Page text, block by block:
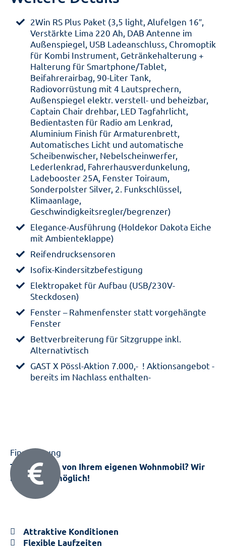
2Win RS Plus Paket (3,5 light, Alufelgen 16″,
Verstärkte Lima 220 Ah, DAB Antenne im
Außenspiegel, USB Ladeanschluss, Chromoptik
für Kombi Instrument, Getränkehalterung +
Halterung für Smartphone/Tablet,
Beifahrerairbag, 90-Liter Tank,
Radiovorrüstung mit 4 Lautsprechern,
Außenspiegel elektr. verstell- und beheizbar,
Captain Chair drehbar, LED Tagfahrlicht,
Bedientasten für Radio am Lenkrad,
Aluminium Finish für Armaturenbrett,
Automatisches Licht und automatische
Scheibenwischer, Nebelscheinwerfer,
Lederlenkrad, Fahrerhausverdunkelung,
Ladebooster 25A, Fenster Toiraum,
Sonderpolster Silver, 2. Funkschlüssel,
Klimaanlage,
Geschwindigkeitsregler/begrenzer)
Elegance-Ausführung (Holdekor Dakota Eiche
mit Ambienteklappe)
Reifendrucksensoren
Isofix-Kindersitzbefestigung
Elektropaket für Aufbau (USB/230V-
Steckdosen)
Fenster – Rahmenfenster statt vorgehängte
Fenster
Bettverbreiterung für Sitzgruppe inkl.
Alternativtisch
GAST X Pössl-Aktion 7.000,-  ! Aktionsangebot -
bereits im Nachlass enthalten-
Finanzierung
Träumen Sie von Ihrem eigenen Wohnmobil? Wir
machen es möglich!
Nutzen Sie unsere flexiblen Finan­zie­rungs­lösungen
Attraktive Konditionen
Flexible Laufzeiten